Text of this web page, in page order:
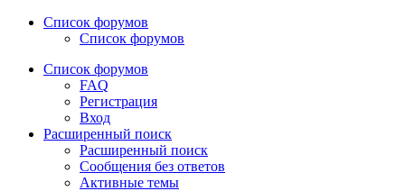
Список форумов
Список форумов
Список форумов
FAQ
Регистрация
Вход
Расширенный поиск
Расширенный поиск
Сообщения без ответов
Активные темы